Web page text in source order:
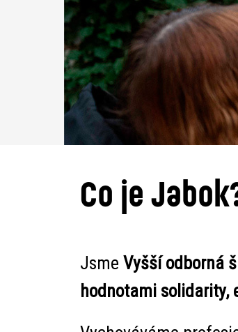
Co je
Jsme Vyšší odborná
hodnotami solidarity,